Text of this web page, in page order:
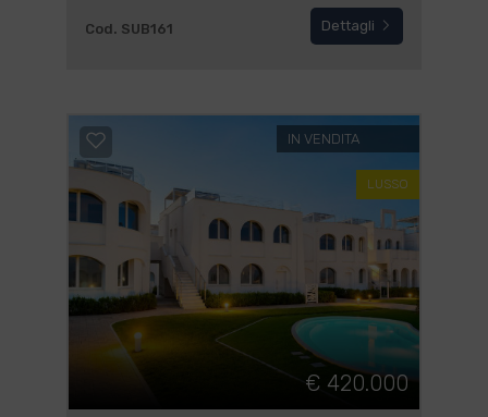
Cod. SUB161 Dettagli
IN VENDITA
LUSSO
€ 420.000